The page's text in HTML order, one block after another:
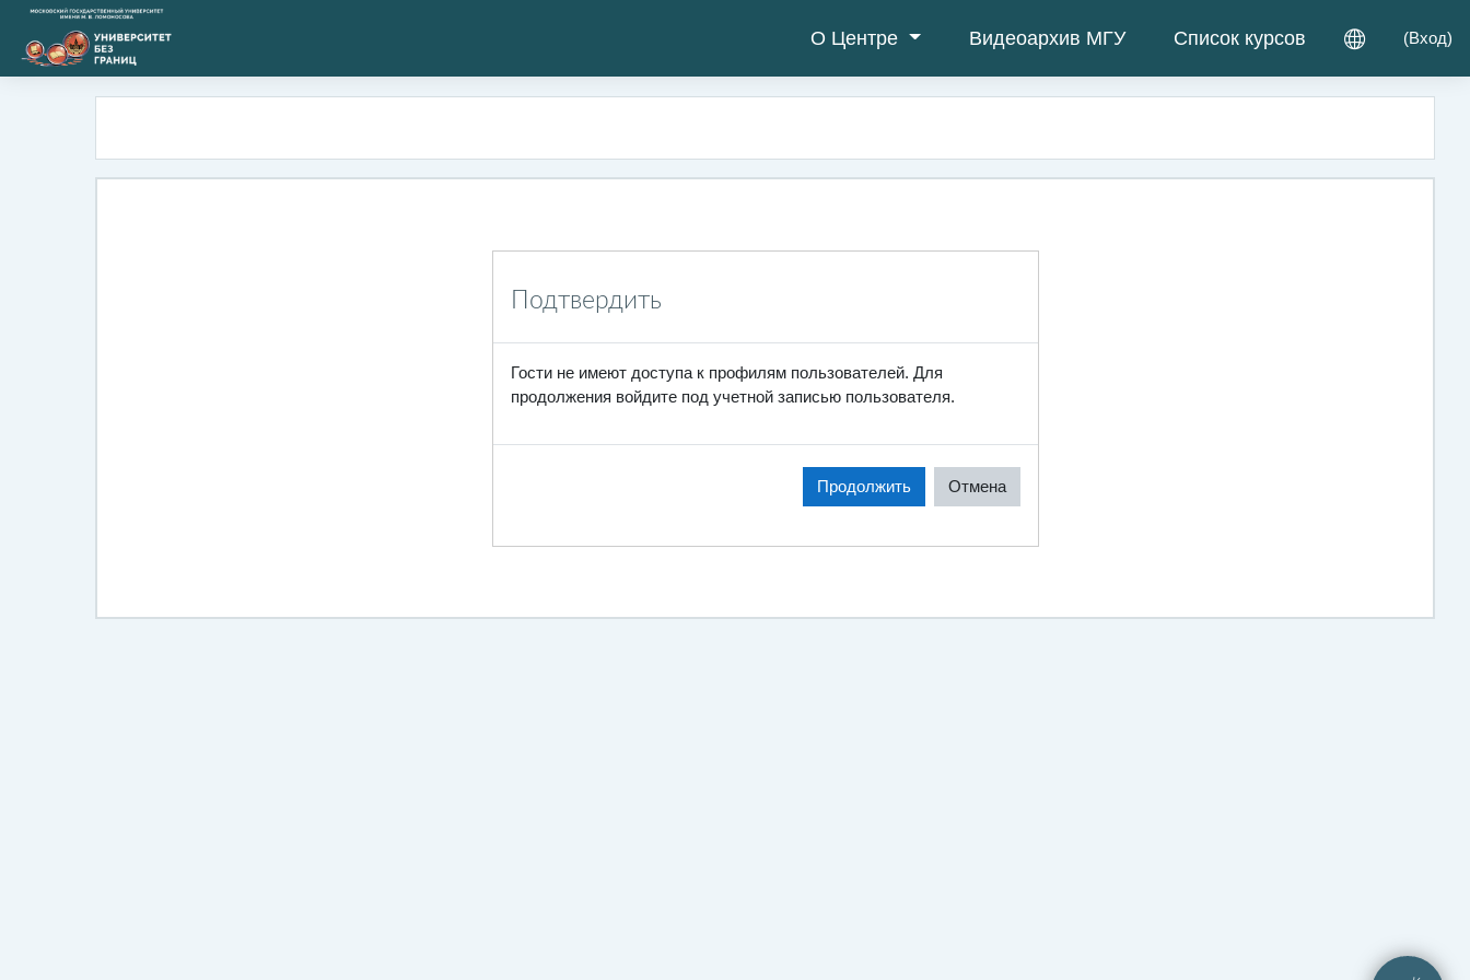
О Центре Видеоархив МГУ Список курсов (Вход)
Перейти к основному содержанию
Подтвердить
Гости не имеют доступа к профилям пользователей. Для
продолжения войдите под учетной записью пользователя.
Продолжить Отмена